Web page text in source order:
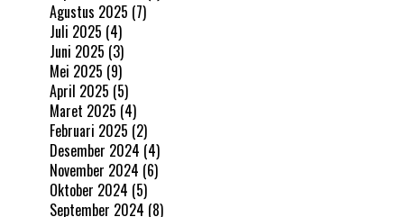
Agustus 2025 (7)
Juli 2025 (4)
Juni 2025 (3)
Mei 2025 (9)
April 2025 (5)
Maret 2025 (4)
Februari 2025 (2)
Desember 2024 (4)
November 2024 (6)
Oktober 2024 (5)
September 2024 (8)